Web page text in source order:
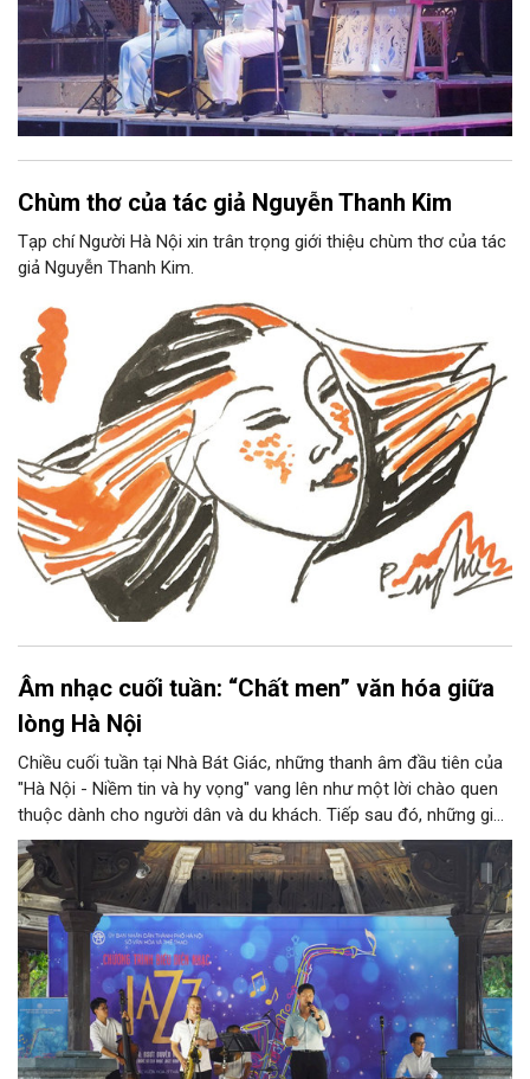
Chùm thơ của tác giả Nguyễn Thanh Kim
Tạp chí Người Hà Nội xin trân trọng giới thiệu chùm thơ của tác
giả Nguyễn Thanh Kim.
Âm nhạc cuối tuần: “Chất men” văn hóa giữa
lòng Hà Nội
Chiều cuối tuần tại Nhà Bát Giác, những thanh âm đầu tiên của
"Hà Nội - Niềm tin và hy vọng" vang lên như một lời chào quen
thuộc dành cho người dân và du khách. Tiếp sau đó, những giai
điệu jazz kinh điển của thế giới lần lượt cất lên qua phần biểu
diễn của NSƯT Quyền Văn Minh và các nghệ sĩ Bình Minh Jazz
Club, mở ra một không gian âm nhạc giàu cảm xúc ngay giữa
trung tâm Thủ đô.